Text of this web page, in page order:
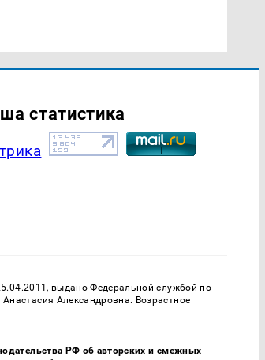
статистика
выдано Федеральной службой по
Александровна. Возрастное
РФ об авторских и смежных